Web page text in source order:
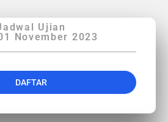
Ujian
November 2023
DAFTAR